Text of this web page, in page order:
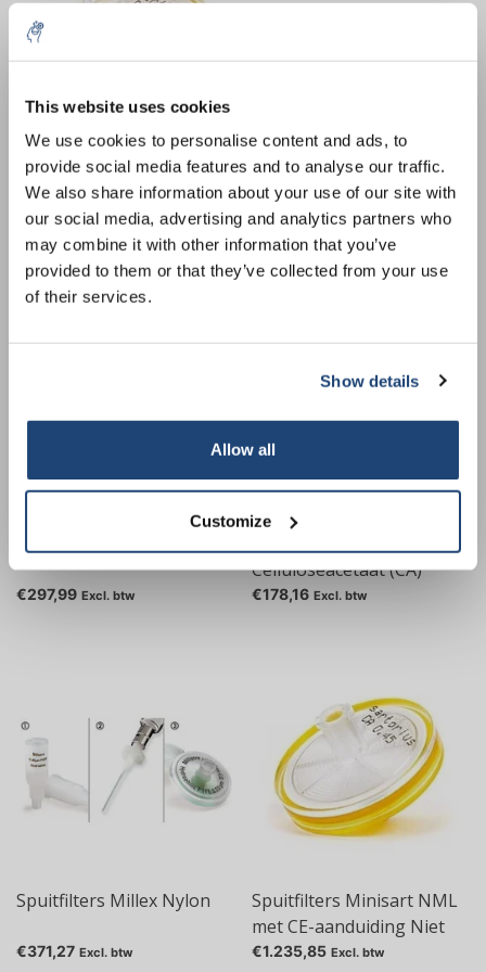
This website uses cookies
We use cookies to personalise content and ads, to
provide social media features and to analyse our traffic.
We also share information about your use of our site with
our social media, advertising and analytics partners who
may combine it with other information that you’ve
provided to them or that they’ve collected from your use
of their services.
Show details
Allow all
Customize
Spuitfilters Minisart High
Flow Niet steriel
Excl. btw
Spuitfilters
Geregenereerde cellulose
(RC)
€273,16 Excl. btw
Spuitfilters PTFE
€297,99 Excl. btw
Celluloseacetaat (CA)
€178,16 Excl. btw
Spuitfilters Millex Nylon
€371,27 Excl. btw
Spuitfilters Minisart NML
met CE-aanduiding Niet
steriel
€1.235,85 Excl. btw
order
Sign up for our newsletter to stay
informed about our new products, and
receive a 10% discount on your next
purchase for all chemical products from
our own brand 😀
€50.00